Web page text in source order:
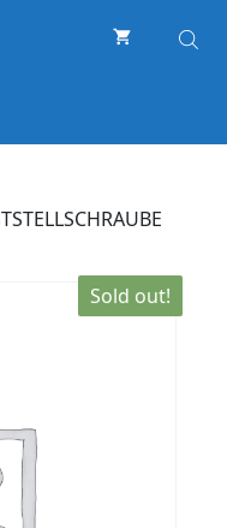
Sold out!